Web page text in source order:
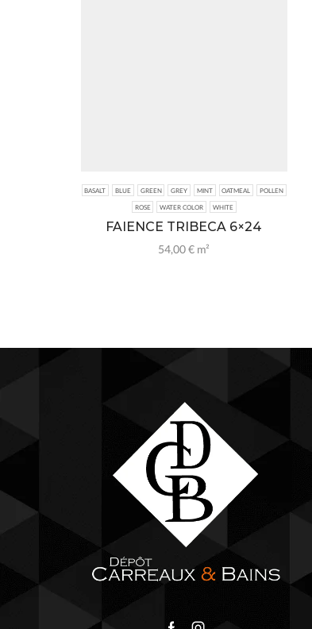
BASALT BLUE GREEN GREY MINT OATMEAL POLLEN
ROSE WATER COLOR WHITE
FAIENCE TRIBECA 6×24
54,00€ m²